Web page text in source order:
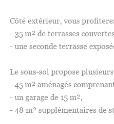
Côté extérieur, vous
- 35 m² de terrasses
- une seconde terrasse
Le sous-sol propose plusieurs
- 45 m² aménagés
- un garage de 15 m²,
- 48 m² supplémentaires de